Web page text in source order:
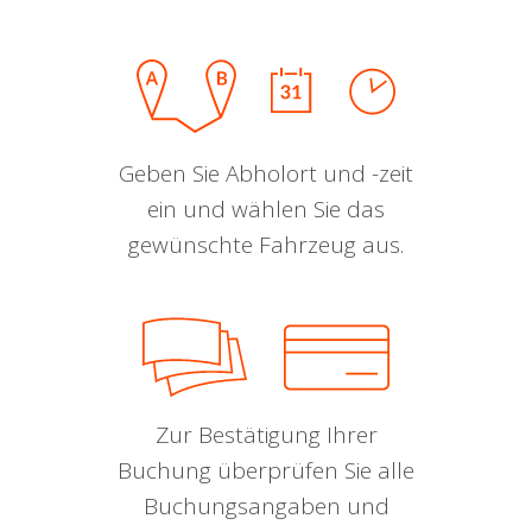
Geben Sie Abholort und -zeit
ein und wählen Sie das
gewünschte Fahrzeug aus.
Zur Bestätigung Ihrer
Buchung überprüfen Sie alle
Buchungsangaben und